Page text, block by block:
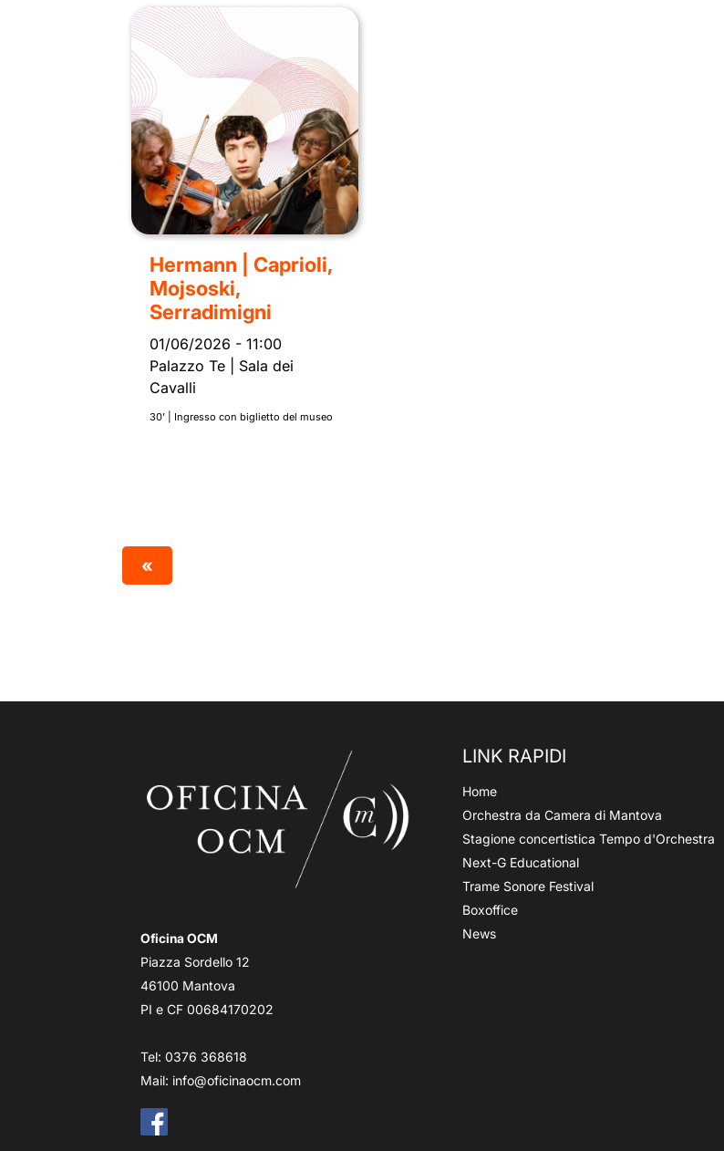
Hermann | Caprioli,
Mojsoski,
Serradimigni
01/06/2026 - 11:00
Palazzo Te | Sala dei
Cavalli
30’ | Ingresso con biglietto del museo
«
Oficina OCM
Piazza Sordello 12
46100 Mantova
PI e CF 00684170202
Tel: 0376 368618
Mail: info@oficinaocm.com
LINK RAPIDI
Home
Orchestra da Camera di Mantova
Stagione concertistica Tempo d'Orchestra
Next-G Educational
Trame Sonore Festival
Boxoffice
News